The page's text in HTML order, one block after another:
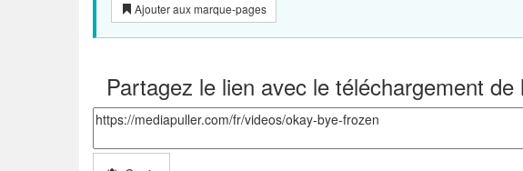
Ajouter aux marque-pages
Partagez le lien avec le téléchargement de